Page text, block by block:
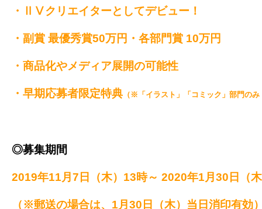
・ⅡⅤクリエイターとしてデビュー！
・副賞 最優秀賞50万円・各部門賞 10万円
・商品化やメディア展開の可能性
・早期応募者限定特典 （※「イラスト」「コミック」部門の
◎募集期間
2019年11月7日（木）13時～ 2020年1月30日（
（※郵送の場合は、1月30日（木）当日消印有効